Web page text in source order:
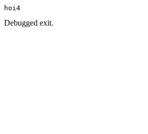
hoi4
Debugged exit.